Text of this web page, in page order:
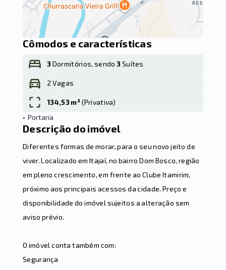
Cômodos e características
3Dormitórios, sendo3Suítes
2 Vagas
134,53 m²(Privativa)
• Portaria
Descrição do imóvel
Diferentes formas de morar, para o seu novo jeito de
viver. Localizado em Itajaí, no bairro Dom Bosco, região
em pleno crescimento, em frente ao Clube Itamirim,
próximo aos principais acessos da cidade. Preço e
disponibilidade do imóvel sujeitos a alteração sem
aviso prévio.
O imóvel conta também com:
Segurança